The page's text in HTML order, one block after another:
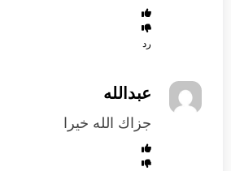
رد
عبدالله
جزاك الله خيرا